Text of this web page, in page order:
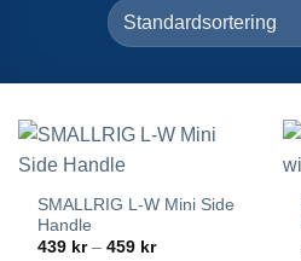
SMALLRIG L-W Mini Side
Handle
439 kr – 459 krPrisintervall: